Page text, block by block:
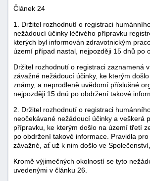
Článek 24
1. Držitel rozhodnutí o registraci
nežádoucí účinky léčivého přípravku
kterých byl informován zdravotnickým
území případ nastal, nejpozději 15 dnů po
Držitel rozhodnutí o registraci zaznamená
závažné nežádoucí účinky, ke kterým
známy, a neprodleně uvědomí příslušné
nejpozději 15 dnů po obdržení takové
2. Držitel rozhodnutí o registraci
neočekávané nežádoucí účinky a veškerá
přípravku, ke kterým došlo na území třetí
po obdržení takové informace. Pravidla
závažné, ať už k nim došlo ve
Kromě výjimečných okolností se tyto
uvedenými v článku 26.